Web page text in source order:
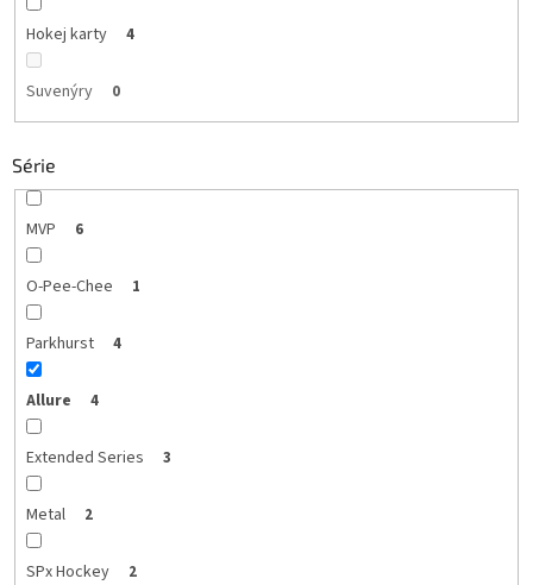
Hokej karty 4
Suvenýry 0
Série
MVP 6
O-Pee-Chee 1
Parkhurst 4
Allure 4
Extended Series 3
Metal 2
SPx Hockey 2